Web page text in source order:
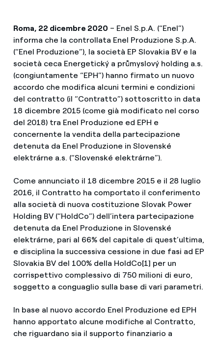
Roma, 22 dicembre 2020 – Enel S.p.A. (“Enel”)
informa che la controllata Enel Produzione S.p.A.
(“Enel Produzione”), la società EP Slovakia BV e la
società ceca Energetický a průmyslový holding a.s.
(congiuntamente “EPH”) hanno firmato un nuovo
accordo che modifica alcuni termini e condizioni
del contratto (il “Contratto”) sottoscritto in data
18 dicembre 2015 (come già modificato nel corso
del 2018) tra Enel Produzione ed EPH e
concernente la vendita della partecipazione
detenuta da Enel Produzione in Slovenské
elektrárne a.s. (“Slovenské elektrárne”).
Come annunciato il 18 dicembre 2015 e il 28 luglio
2016, il Contratto ha comportato il conferimento
alla società di nuova costituzione Slovak Power
Holding BV (“HoldCo”) dell’intera partecipazione
detenuta da Enel Produzione in Slovenské
elektrárne, pari al 66% del capitale di quest’ultima,
e disciplina la successiva cessione in due fasi ad EP
Slovakia BV del 100% della HoldCo[1] per un
corrispettivo complessivo di 750 milioni di euro,
soggetto a conguaglio sulla base di vari parametri.
In base al nuovo accordo Enel Produzione ed EPH
hanno apportato alcune modifiche al Contratto,
che riguardano sia il supporto finanziario a